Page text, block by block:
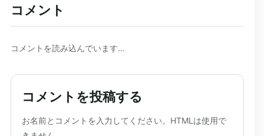
コメント
コメントを読み込んでいます…
コメントを投稿する
お名前とコメントを入力してください。HTMLは使用で
ウェブサイト